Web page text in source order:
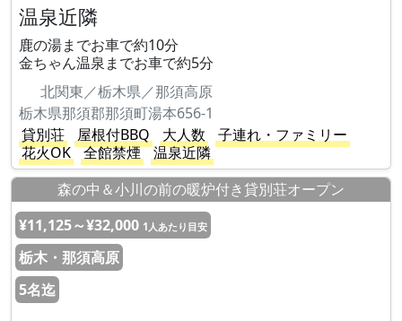
温泉近隣
鹿の湯までお車で約10分
金ちゃん温泉までお車で約5分
北関東／栃木県／那須高原
栃木県那須郡那須町湯本656-1
貸別荘
屋根付BBQ 大人数
子連れ・ファミリー
花火OK
全館禁煙
温泉近隣
森の中＆小川の前の暖炉付き貸別荘オープン
¥11,125～¥32,000 1人あたり目安
栃木・那須高原
5名迄